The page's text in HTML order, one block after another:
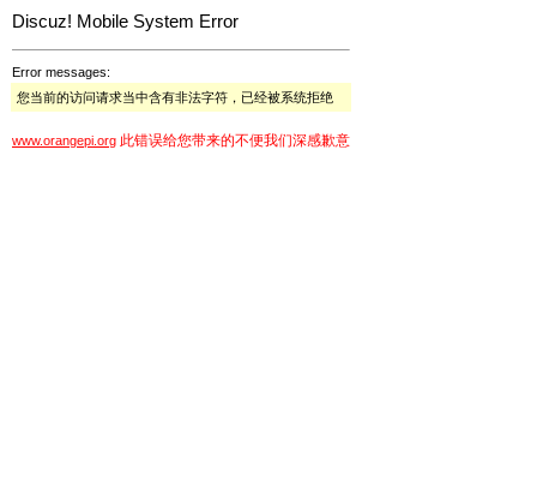
Discuz! Mobile System Error
Error messages:
您当前的访问请求当中含有非法字符，已经被系统拒绝
www.orangepi.org 此错误给您带来的不便我们深感歉意